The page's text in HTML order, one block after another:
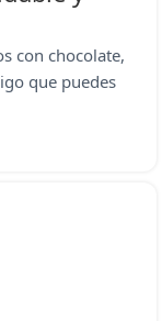
con chocolate,
que puedes